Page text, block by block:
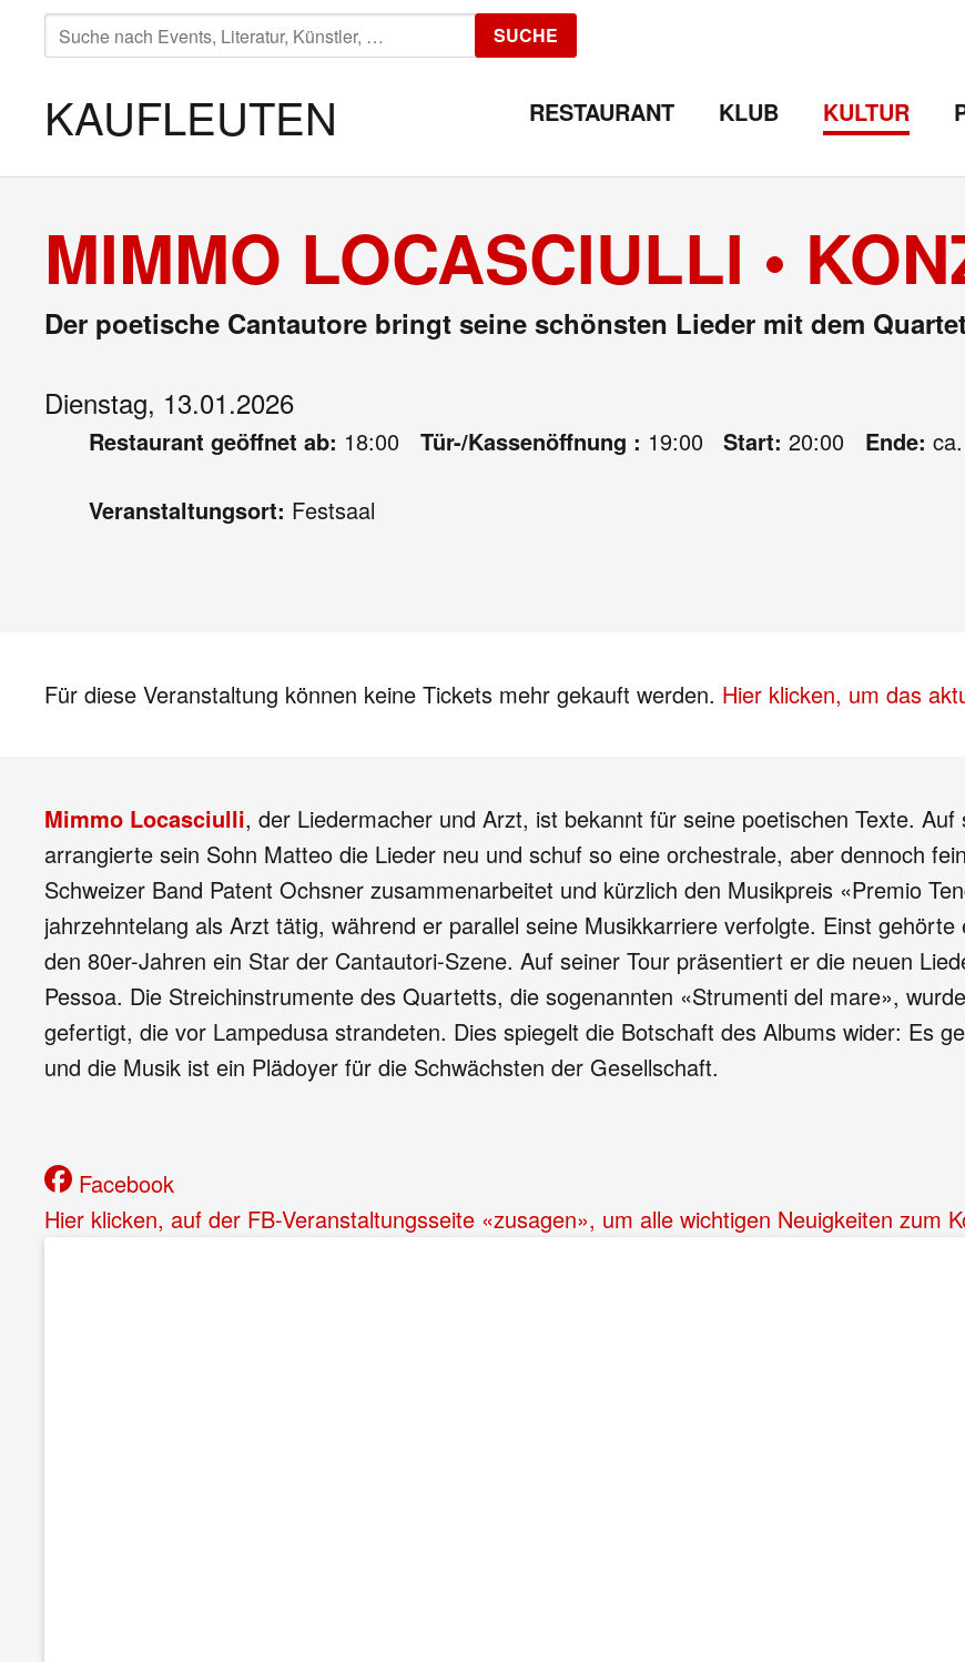
SUCHE
NACH:
SUCHE
KAUFLEUTEN RESTAURANT KLUB KULTUR
MIMMO LOCASCIULLI •
Der poetische Cantautore bringt seine schönsten Lieder mit dem
Dienstag, 13.01.2026
Restaurant geöffnet ab: 18:00 Tür-/Kassenöffnung : 19:00 Start: 20:00 Ende:
Veranstaltungsort: Festsaal
Für diese Veranstaltung können keine Tickets mehr gekauft werden. Hier klicken, um das
Mimmo Locasciulli, der Liedermacher und Arzt, ist bekannt für seine poetischen Texte.
arrangierte sein Sohn Matteo die Lieder neu und schuf so eine orchestrale, aber dennoch
Schweizer Band Patent Ochsner zusammenarbeitet und kürzlich den Musikpreis «Premio
jahrzehntelang als Arzt tätig, während er parallel seine Musikkarriere verfolgte. Einst
den 80er-Jahren ein Star der Cantautori-Szene. Auf seiner Tour präsentiert er die neuen
Pessoa. Die Streichinstrumente des Quartetts, die sogenannten «Strumenti del mare»,
gefertigt, die vor Lampedusa strandeten. Dies spiegelt die Botschaft des Albums wider: Es
und die Musik ist ein Plädoyer für die Schwächsten der Gesellschaft.
Facebook
Hier klicken, auf der FB-Veranstaltungsseite «zusagen», um alle wichtigen Neuigkeiten zum